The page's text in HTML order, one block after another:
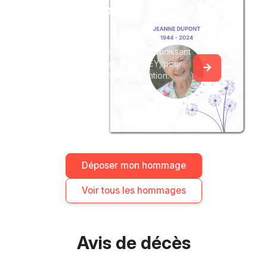
Créez un album
Créez un album collaboratif en réunissant
les hommages à Serge CHAUDEY, pour
vous ou pour une délicate attention.
Déposer mon hommage
Voir tous les hommages
Avis de décès